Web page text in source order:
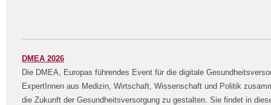
DMEA 2026
Die DMEA, Europas führendes Event für die digitale
ExpertInnen aus Medizin, Wirtschaft, Wissenschaft und Politik
die Zukunft der Gesundheitsversorgung zu gestalten. Sie findet in